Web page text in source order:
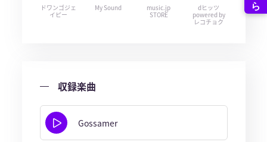
ドワンゴジェ
イピー
My Sound
music.jp
STORE
dヒッツ
powered by
レコチョク
収録楽曲
Gossamer